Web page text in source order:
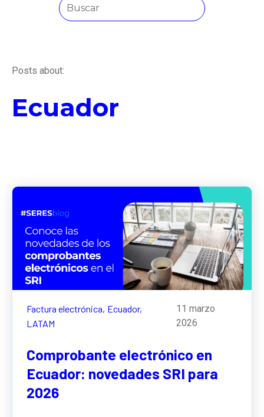
Posts about:
Ecuador
Factura electrónica, Ecuador,
LATAM
11 marzo
2026
Comprobante electrónico en
Ecuador: novedades SRI para
2026